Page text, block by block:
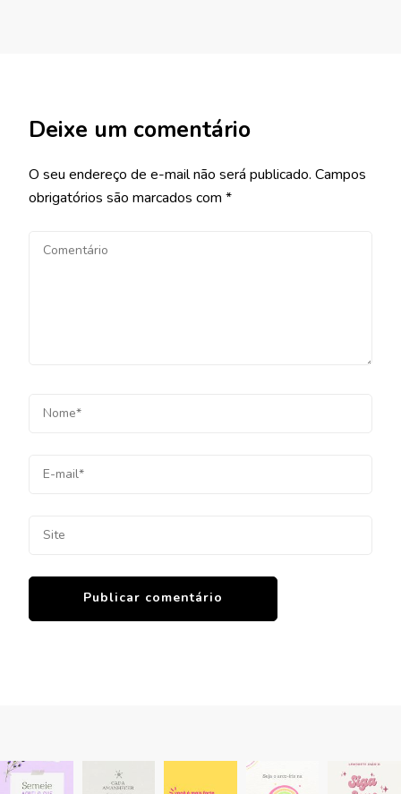
Deixe um comentário
O seu endereço de e-mail não será publicado. Campos
obrigatórios são marcados com *